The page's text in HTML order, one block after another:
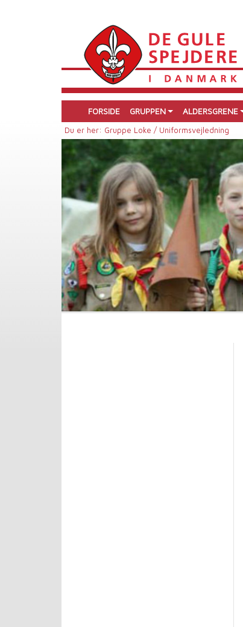
FORSIDE GRUPPEN ALDERSGRENE
Du er her: Gruppe Loke / Uniformsvejledning